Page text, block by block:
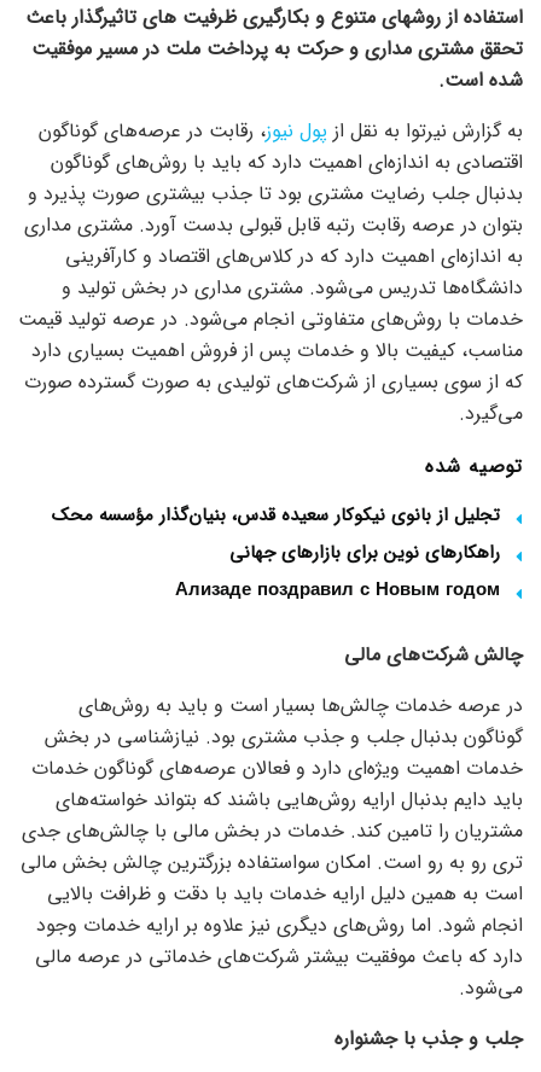
استفاده از روشهای متنوع و بکارگیری ظرفیت های تاثیرگذار باعث
تحقق مشتری مداری و حرکت به پرداخت ملت در مسیر موفقیت
شده است.
به گزارش نیرتوا به نقل از پول نیوز، رقابت در عرصه‌های گوناگون
اقتصادی به اندازه‌ای اهمیت دارد که باید با روش‌های گوناگون
بدنبال جلب رضایت مشتری بود تا جذب بیشتری صورت پذیرد و
بتوان در عرصه رقابت رتبه قابل قبولی بدست آورد. مشتری مداری
به اندازه‌ای اهمیت دارد که در کلاس‌های اقتصاد و کارآفرینی
دانشگاه‌ها تدریس می‌شود. مشتری مداری در بخش تولید و
خدمات با روش‌های متفاوتی انجام می‌شود. در عرصه تولید قیمت
مناسب، کیفیت بالا و خدمات پس از فروش اهمیت بسیاری دارد
که از سوی بسیاری از شرکت‌های تولیدی به صورت گسترده صورت
می‌گیرد.
توصیه شده
تجلیل از بانوی نیکوکار سعیده قدس، بنیان‌گذار مؤسسه محک
راهکارهای نوین برای بازارهای جهانی
Ализаде поздравил с Новым годом
چالش شرکت‌های مالی
در عرصه خدمات چالش‌ها بسیار است و باید به روش‌های
گوناگون بدنبال جلب و جذب مشتری بود. نیازشناسی در بخش
خدمات اهمیت ویژه‌ای دارد و فعالان عرصه‌های گوناگون خدمات
باید دایم بدنبال ارایه روش‌هایی باشند که بتواند خواسته‌های
مشتریان را تامین کند. خدمات در بخش مالی با چالش‌های جدی
تری رو به رو است. امکان سواستفاده بزرگترین چالش بخش مالی
است به همین دلیل ارایه خدمات باید با دقت و ظرافت بالایی
انجام شود. اما روش‌های دیگری نیز علاوه بر ارایه خدمات وجود
دارد که باعث موفقیت بیشتر شرکت‌های خدماتی در عرصه مالی
می‌شود.
جلب و جذب با جشنواره